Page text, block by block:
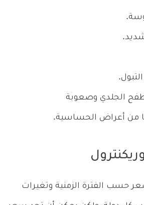
الجلدي وصعوبة
من أعراض الحساسية.
حسب الفترة الزمنية وتغيرات